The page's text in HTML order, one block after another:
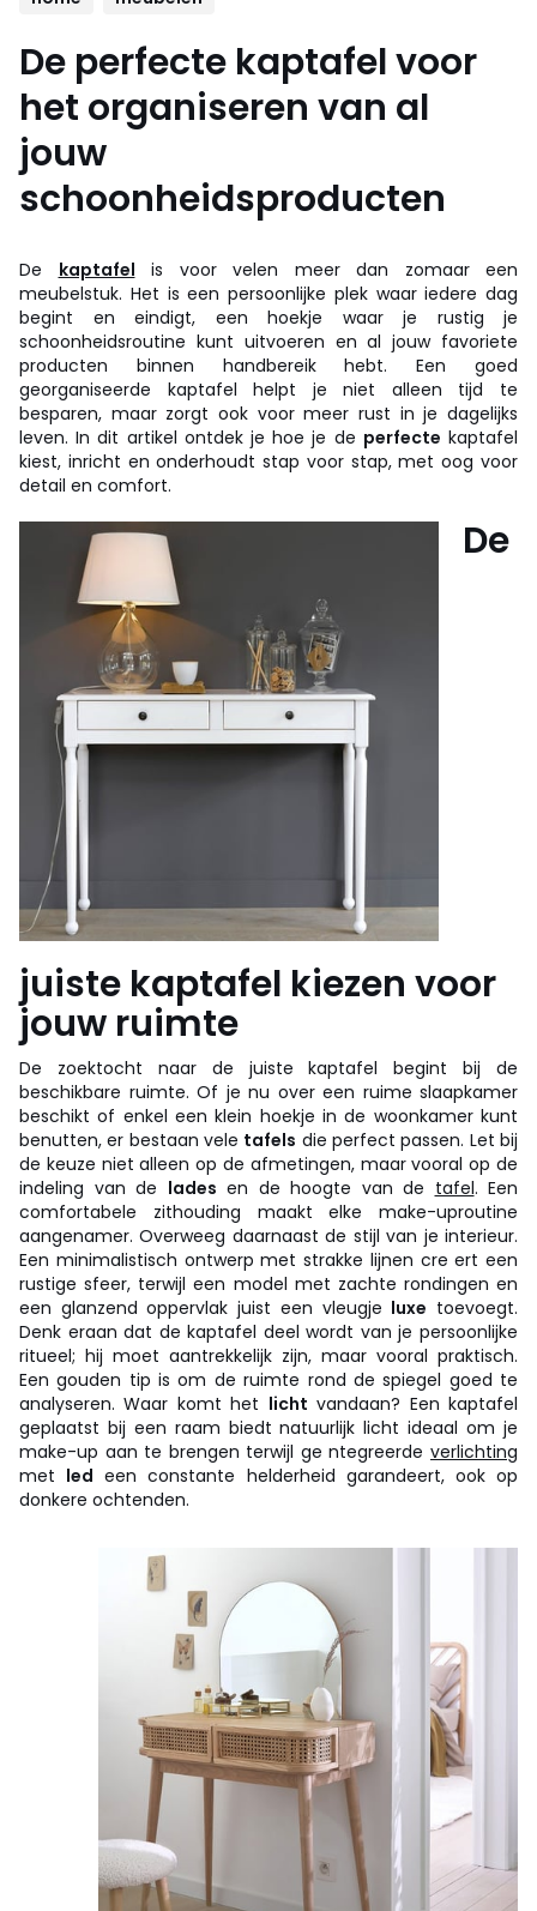
De perfecte kaptafel voor
het organiseren van al
jouw
schoonheidsproducten
De kaptafel is voor velen meer dan zomaar een
meubelstuk. Het is een persoonlijke plek waar iedere dag
begint en eindigt, een hoekje waar je rustig je
schoonheidsroutine kunt uitvoeren en al jouw favoriete
producten binnen handbereik hebt. Een goed
georganiseerde kaptafel helpt je niet alleen tijd te
besparen, maar zorgt ook voor meer rust in je dagelijks
leven. In dit artikel ontdek je hoe je de perfecte kaptafel
kiest, inricht en onderhoudt stap voor stap, met oog voor
detail en comfort.
De
juiste kaptafel kiezen voor
jouw ruimte
De zoektocht naar de juiste kaptafel begint bij de
beschikbare ruimte. Of je nu over een ruime slaapkamer
beschikt of enkel een klein hoekje in de woonkamer kunt
benutten, er bestaan vele tafels die perfect passen. Let bij
de keuze niet alleen op de afmetingen, maar vooral op de
indeling van de lades en de hoogte van de tafel. Een
comfortabele zithouding maakt elke make-uproutine
aangenamer. Overweeg daarnaast de stijl van je interieur.
Een minimalistisch ontwerp met strakke lijnen cre ert een
rustige sfeer, terwijl een model met zachte rondingen en
een glanzend oppervlak juist een vleugje luxe toevoegt.
Denk eraan dat de kaptafel deel wordt van je persoonlijke
ritueel; hij moet aantrekkelijk zijn, maar vooral praktisch.
Een gouden tip is om de ruimte rond de spiegel goed te
analyseren. Waar komt het licht vandaan? Een kaptafel
geplaatst bij een raam biedt natuurlijk licht ideaal om je
make-up aan te brengen terwijl ge ntegreerde verlichting
met led een constante helderheid garandeert, ook op
donkere ochtenden.